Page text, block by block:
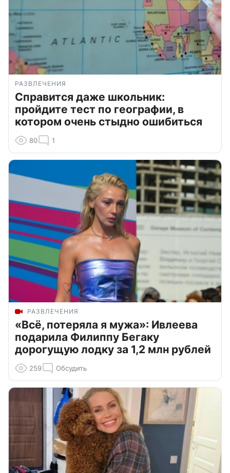
РАЗВЛЕЧЕНИЯ
Справится даже школьник:
пройдите тест по географии, в
котором очень стыдно ошибиться
80 1
РАЗВЛЕЧЕНИЯ
«Всё, потеряла я мужа»: Ивлеева
подарила Филиппу Бегаку
дорогущую лодку за 1,2 млн рублей
259 Обсудить